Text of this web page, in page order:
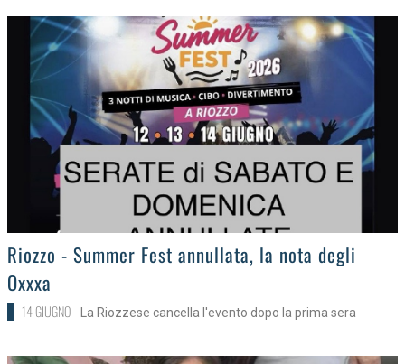
>
Riozzo - Summer Fest annullata, la nota degli
Oxxxa
14 GIUGNO La Riozzese cancella l'evento dopo la prima sera